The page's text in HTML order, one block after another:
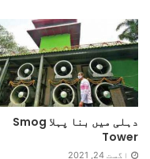
دہلی میں بنا پہلا Smog
Tower
اگست 24, 2021